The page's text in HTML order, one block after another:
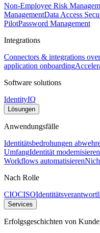
Non-Employee Risk
ManagementData Access
PilotPassword Management
Integrations
Connectors & integrations
application onboarding
Software solutions
IdentityIQ
Lösungen
Anwendungsfälle
Identitätsbedrohungen
UmfangIdentität modernisieren
Workflows automatisieren
Nach Rolle
CIOCISO
Services
Erfolgsgeschichten von